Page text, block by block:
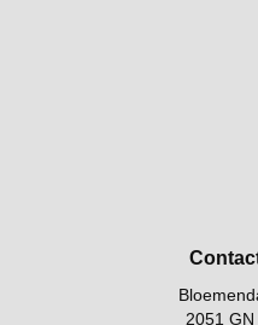
2051